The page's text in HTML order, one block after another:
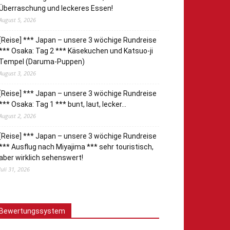
und leckeres Essen!
5, 2026
*** Japan – unsere 3 wöchige Rundreise
Osaka: Tag 2 *** Käsekuchen und Katsuo-ji
(Daruma-Puppen)
3, 2026
*** Japan – unsere 3 wöchige Rundreise
Osaka: Tag 1 *** bunt, laut, lecker…
2, 2026
*** Japan – unsere 3 wöchige Rundreise
Ausflug nach Miyajima *** sehr touristisch,
wirklich sehenswert!
31, 2026